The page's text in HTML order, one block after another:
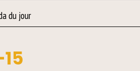
du jour